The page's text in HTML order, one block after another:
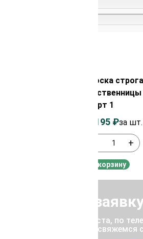
сосны/ели
сорт 1
Доска
сорт 1
+
2 195 ₽за шт.
В корзину
Отправить
позвоните, пожалуйста, по
отправьте заявку, и мы свяжемся